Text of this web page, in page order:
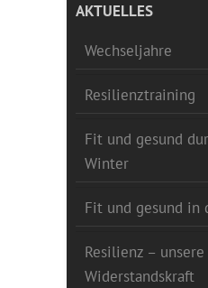
AKTUELLES
Wechseljahre
Resilienztraining
Fit und gesund
Winter
Fit und gesund in
Resilienz –
Widerstandskraft